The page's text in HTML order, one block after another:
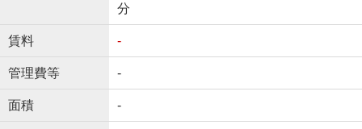
分
賃料 -
管理費等 -
面積 -